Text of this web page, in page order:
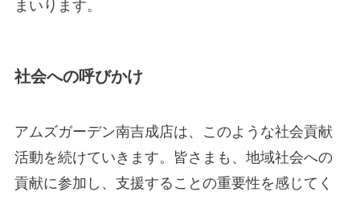
まいります。
社会への呼びかけ
アムズガーデン南吉成店は、このような社会貢献
活動を続けていきます。皆さまも、地域社会への
貢献に参加し、支援することの重要性を感じてく